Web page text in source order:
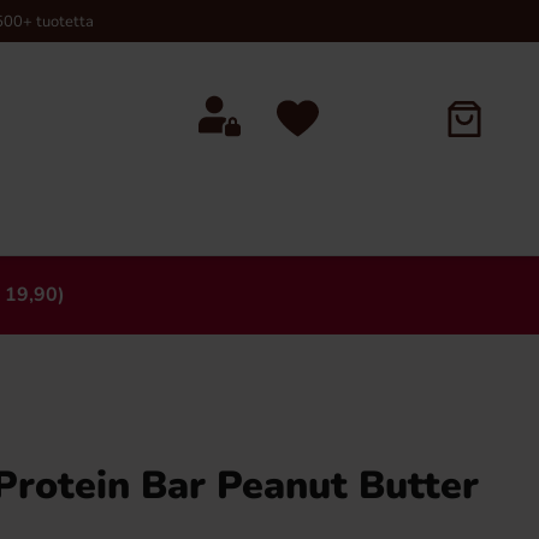
tuotetta
19,90)
Bar Peanut Butter